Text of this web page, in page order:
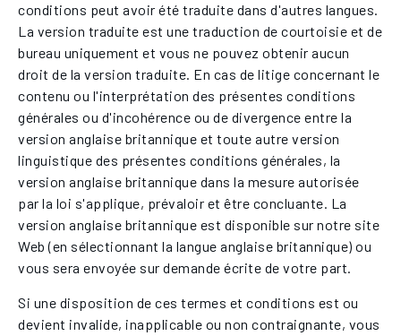
conditions peut avoir été traduite dans d'autres langues.
La version traduite est une traduction de courtoisie et de
bureau uniquement et vous ne pouvez obtenir aucun
droit de la version traduite. En cas de litige concernant le
contenu ou l'interprétation des présentes conditions
générales ou d'incohérence ou de divergence entre la
version anglaise britannique et toute autre version
linguistique des présentes conditions générales, la
version anglaise britannique dans la mesure autorisée
par la loi s'applique, prévaloir et être concluante. La
version anglaise britannique est disponible sur notre site
Web (en sélectionnant la langue anglaise britannique) ou
vous sera envoyée sur demande écrite de votre part.
Si une disposition de ces termes et conditions est ou
devient invalide, inapplicable ou non contraignante, vous